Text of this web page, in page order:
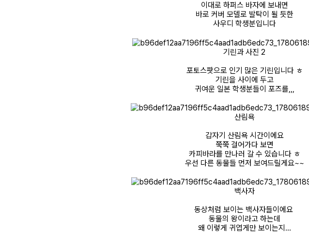
이대로 하퍼스 바자에 보내면
바로 커버 모델로 발탁이 될 듯한
사우디 학생분입니다
기린과 사진 2
포토스팟으로 인기 많은 기린입니다 ㅎ
기린을 사이에 두고
귀여운 일본 학생분들이 포즈를,,,
산림욕
갑자기 산림욕 시간이에요
쭉쭉 걸어가다 보면
카피바라를 만나러 갈 수 있습니다 ㅎ
우선 다른 동물들 먼저 보여드릴게요~~
백사자
동상처럼 보이는 백사자들이에요
동물의 왕이라고 하는데
왜 이렇게 귀엽게만 보이는지...